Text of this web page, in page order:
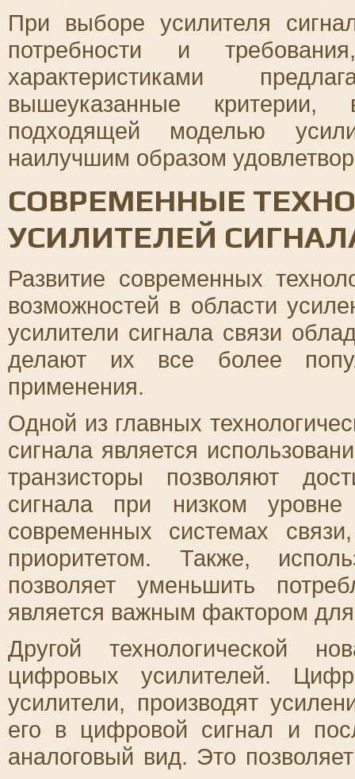
При выборе усилителя
потребности и
характеристиками
вышеуказанные
подходящей моделью
наилучшим образом
СОВРЕМЕННЫЕ
УСИЛИТЕЛЕЙ
Развитие современных
возможностей в области
усилители сигнала связи
делают их все более
применения.
Одной из главных
сигнала является
транзисторы позволяют
сигнала при низком
современных системах
приоритетом. Также,
позволяет уменьшить
является важным фактором
Другой технологической
цифровых усилителей.
усилители, производят
его в цифровой сигнал и
аналоговый вид. Это